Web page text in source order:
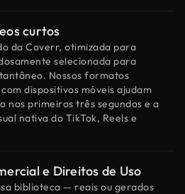
curtos
da Coverr, otimizada para
selecionada para
Nossos formatos
dispositivos móveis ajudam
nos primeiros três segundos e a
nativa do TikTok, Reels e
e Direitos de Uso
biblioteca — reais ou gerados